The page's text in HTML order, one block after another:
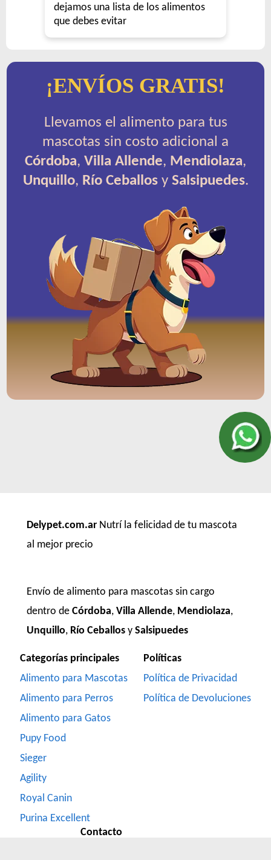
dejamos una lista de los alimentos
que debes evitar
¡ENVÍOS GRATIS!
Llevamos el alimento para tus
mascotas sin costo adicional a
Córdoba, Villa Allende, Mendiolaza,
Unquillo, Río Ceballosy Salsipuedes.
Delypet.com.ar Nutrí la felicidad de tu mascota
al mejor precio
Envío de alimento para mascotas sin cargo
dentro de Córdoba, Villa Allende, Mendiolaza,
Unquillo, Río Ceballos y Salsipuedes
Categorías principales
Alimento para Mascotas
Alimento para Perros
Alimento para Gatos
Pupy Food
Sieger
Agility
Royal Canin
Purina Excellent
Políticas
Política de Privacidad
Política de Devoluciones
Contacto